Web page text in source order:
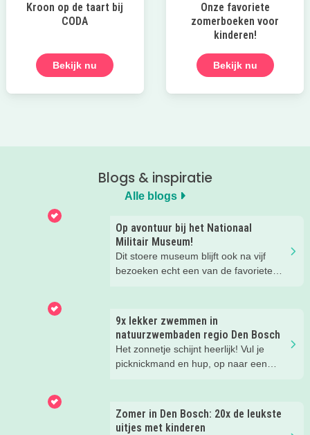
Kroon op de taart bij
CODA
Bekijk nu
Onze favoriete
zomerboeken voor
kinderen!
Bekijk nu
Blogs & inspiratie
Alle blogs
Op avontuur bij het Nationaal
Militair Museum!
Dit stoere museum blijft ook na vijf
bezoeken echt een van de favoriete
ze zo leuk vinden aan het NMM. ‘De
mega coole vliegtuigen overal’, ‘de
stormbaan buiten’, ‘de Xplore’ en het
'zelf in een mini-jeep rijden’. Voor ons
dus alle reden om nog een keer te
9x lekker zwemmen in
natuurzwembaden regio Den Bosch
Het zonnetje schijnt heerlijk! Vul je
picknickmand en hup, op naar een
het hele gezin. In het water, op het
strand, in de speeltuin of in het gras!
Zomer in Den Bosch: 20x de leukste
uitjes met kinderen